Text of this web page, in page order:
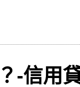
-信用